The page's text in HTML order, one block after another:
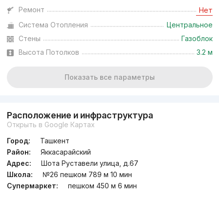
Ремонт Нет
Система Отопления
Центральное
Стены
Газоблок
Высота Потолков
3.2 м
Показать все параметры
Расположение и инфраструктура
Открыть в Google Картах
Город:
Ташкент
Район:
Яккасарайский
Адрес:
Шота Руставели улица, д.67
Школа:
№26 пешком 789 м 10 мин
Супермаркет:
пешком 450 м 6 мин